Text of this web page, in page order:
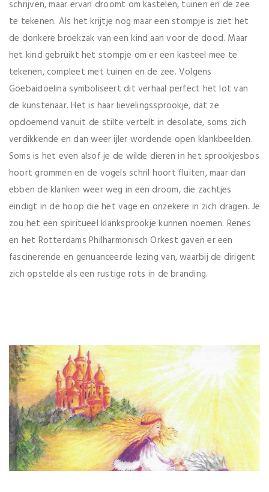
schrijven, maar ervan droomt om kastelen, tuinen en de zee
te tekenen. Als het krijtje nog maar een stompje is ziet het
de donkere broekzak van een kind aan voor de dood. Maar
het kind gebruikt het stompje om er een kasteel mee te
tekenen, compleet met tuinen en de zee. Volgens
Goebaidoelina symboliseert dit verhaal perfect het lot van
de kunstenaar. Het is haar lievelingssprookje, dat ze
opdoemend vanuit de stilte vertelt in desolate, soms zich
verdikkende en dan weer ijler wordende open klankbeelden.
Soms is het even alsof je de wilde dieren in het sprookjesbos
hoort grommen en de vogels schril hoort fluiten, maar dan
ebben de klanken weer weg in een droom, die zachtjes
eindigt in de hoop die het vage en onzekere in zich dragen. Je
zou het een spiritueel klanksprookje kunnen noemen. Renes
en het Rotterdams Philharmonisch Orkest gaven er een
fascinerende en genuanceerde lezing van, waarbij de dirigent
zich opstelde als een rustige rots in de branding.